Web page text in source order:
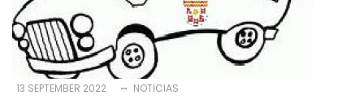
13 SEPTEMBER 2022 NOTICIAS